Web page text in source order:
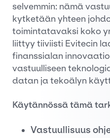
selvemmin: nämä
kytketään yhteen
toimintatavaksi koko
liittyy tiiviisti Evitecin
finanssialan
vastuulliseen
datan ja tekoälyn
Käytännössä tämä
Vastuullisuus